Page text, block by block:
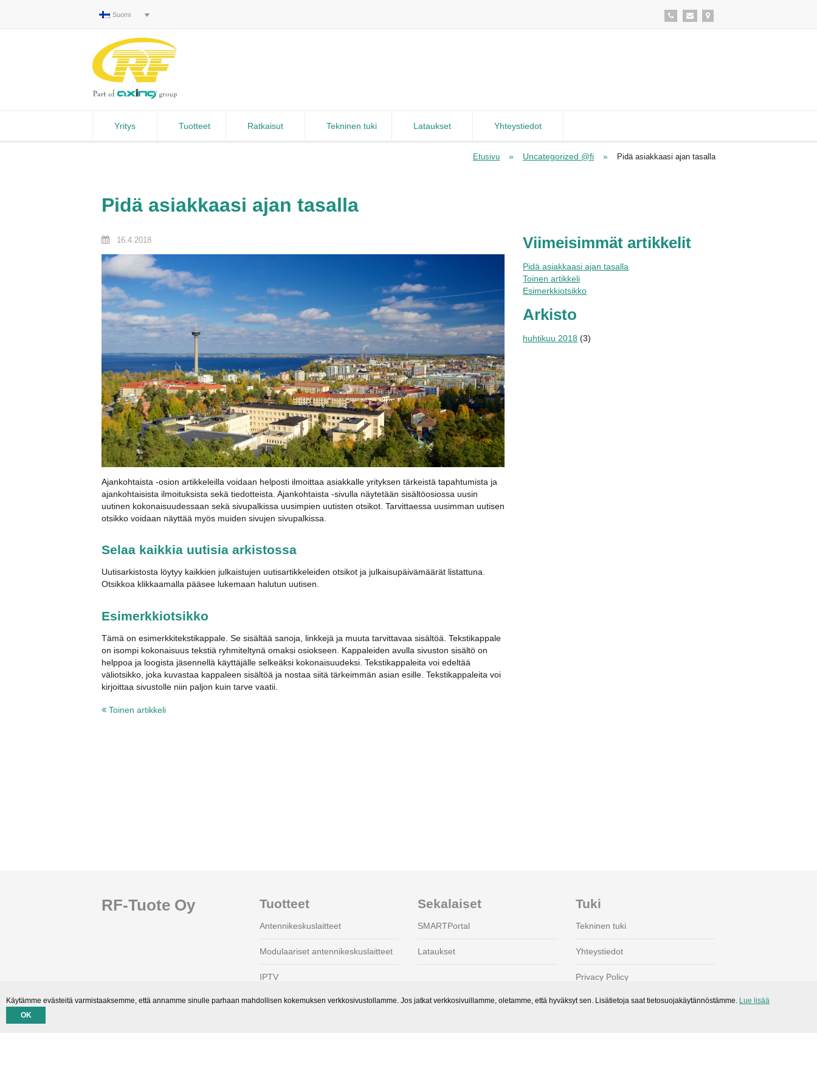
Suomi
Yritys Tuotteet Ratkaisut Tekninen tuki Lataukset Yhteystiedot
Etusivu » Uncategorized @fi » Pidä asiakkaasi ajan tasalla
Pidä asiakkaasi ajan tasalla
16.4.2018
Ajankohtaista -osion artikkeleilla voidaan helposti ilmoittaa asiakkalle yrityksen tärkeistä tapahtumista ja
ajankohtaisista ilmoituksista sekä tiedotteista. Ajankohtaista -sivulla näytetään sisältöosiossa uusin
uutinen kokonaisuudessaan sekä sivupalkissa uusimpien uutisten otsikot. Tarvittaessa uusimman uutisen
otsikko voidaan näyttää myös muiden sivujen sivupalkissa.
Selaa kaikkia uutisia arkistossa
Uutisarkistosta löytyy kaikkien julkaistujen uutisartikkeleiden otsikot ja julkaisupäivämäärät listattuna.
Otsikkoa klikkaamalla pääsee lukemaan halutun uutisen.
Esimerkkiotsikko
Tämä on esimerkkitekstikappale. Se sisältää sanoja, linkkejä ja muuta tarvittavaa sisältöä. Tekstikappale
on isompi kokonaisuus tekstiä ryhmiteltynä omaksi osiokseen. Kappaleiden avulla sivuston sisältö on
helppoa ja loogista jäsennellä käyttäjälle selkeäksi kokonaisuudeksi. Tekstikappaleita voi edeltää
väliotsikko, joka kuvastaa kappaleen sisältöä ja nostaa siitä tärkeimmän asian esille. Tekstikappaleita voi
kirjoittaa sivustolle niin paljon kuin tarve vaatii.
Toinen artikkeli
Viimeisimmät artikkelit
Pidä asiakkaasi ajan tasalla
Toinen artikkeli
Esimerkkiotsikko
Arkisto
huhtikuu 2018 (3)
RF-Tuote Oy Tuotteet
Antennikeskuslaitteet
Modulaariset antennikeskuslaitteet
IPTV
Vahvistimet ja toistimet
Sekalaiset
SMARTPortal
Lataukset
Tuki
Tekninen tuki
Yhteystiedot
Privacy Policy
Käytämme evästeitä varmistaaksemme, että annamme sinulle parhaan mahdollisen kokemuksen verkkosivustollamme. Jos jatkat verkkosivuillamme, oletamme, että hyväksyt sen. Lisätietoja saat tietosuojakäytännöstämme. Lue lisää
OK